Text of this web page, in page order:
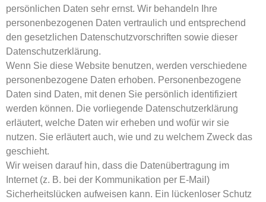
persönlichen Daten sehr ernst. Wir behandeln Ihre
personenbezogenen Daten vertraulich und entsprechend
den gesetzlichen Datenschutzvorschriften sowie dieser
Datenschutzerklärung.
Wenn Sie diese Website benutzen, werden verschiedene
personenbezogene Daten erhoben. Personenbezogene
Daten sind Daten, mit denen Sie persönlich identifiziert
werden können. Die vorliegende Datenschutzerklärung
erläutert, welche Daten wir erheben und wofür wir sie
nutzen. Sie erläutert auch, wie und zu welchem Zweck das
geschieht.
Wir weisen darauf hin, dass die Datenübertragung im
Internet (z. B. bei der Kommunikation per E-Mail)
Sicherheitslücken aufweisen kann. Ein lückenloser Schutz